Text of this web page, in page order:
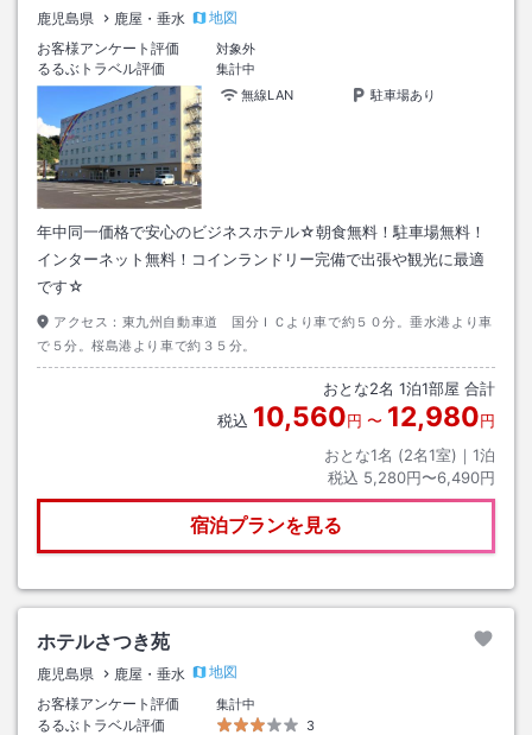
鹿児島県 鹿屋・垂水
地図
お客様アンケート評価
対象外
るるぶトラベル評価
集計中
無線LAN
駐車場あり
年中同一価格で安心のビジネスホテル☆朝食無料！駐車場無料！
インターネット無料！コインランドリー完備で出張や観光に最適
です☆
アクセス： 東九州自動車道 国分ＩＣより車で約５０分。垂水港より車
で５分。桜島港より車で約３５分。
おとな2名 1泊1部屋 合計
税込 10,560円 〜 12,980円
おとな1名 (2名1室)｜ 1泊
税込 5,280円〜6,490円
宿泊プランを見る
ホテルさつき苑
鹿児島県 鹿屋・垂水
地図
お客様アンケート評価
集計中
るるぶトラベル評価
3